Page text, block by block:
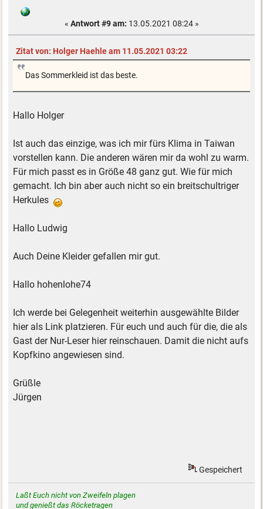
« Antwort #9 am: 13.05.2021 08:24 »
Zitat von: Holger Haehle am 11.05.2021 03:22
Das Sommerkleid ist das beste.
Hallo Holger
Ist auch das einzige, was ich mir fürs Klima in Taiwan
vorstellen kann. Die anderen wären mir da wohl zu warm.
Für mich passt es in Größe 48 ganz gut. Wie für mich
gemacht. Ich bin aber auch nicht so ein breitschultriger
Herkules
Hallo Ludwig
Auch Deine Kleider gefallen mir gut.
Hallo hohenlohe74
Ich werde bei Gelegenheit weiterhin ausgewählte Bilder
hier als Link platzieren. Für euch und auch für die, die als
Gast der Nur-Leser hier reinschauen. Damit die nicht aufs
Kopfkino angewiesen sind.
Grüßle
Jürgen
Gespeichert
Laßt Euch nicht von Zweifeln plagen
und genießt das Röcketragen